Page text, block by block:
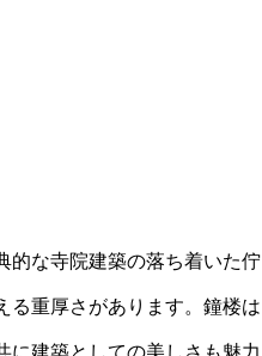
的な寺院建築の落ち着いた佇
る重厚さがあります。鐘楼は
に建築としての美しさも魅力